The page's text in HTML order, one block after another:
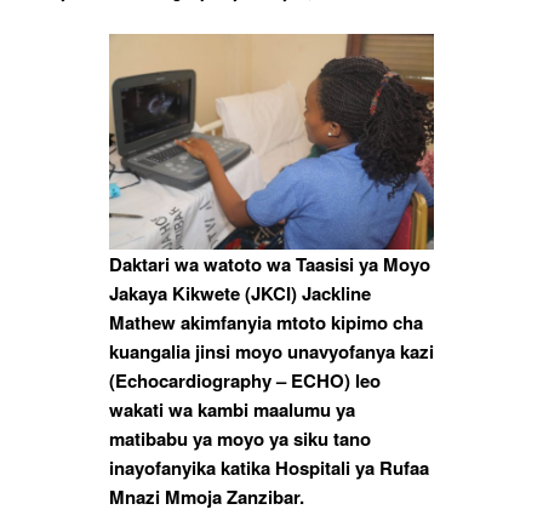
Daktari wa watoto wa Taasisi ya Moyo
Jakaya Kikwete (JKCI) Jackline
Mathew akimfanyia mtoto kipimo cha
kuangalia jinsi moyo unavyofanya kazi
(Echocardiography – ECHO) leo
wakati wa kambi maalumu ya
matibabu ya moyo ya siku tano
inayofanyika katika Hospitali ya Rufaa
Mnazi Mmoja Zanzibar.